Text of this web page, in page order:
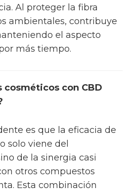
Al proteger la fibra
ambientales, contribuye
el aspecto
más tiempo.
cosméticos con CBD
es que la eficacia de
solo viene del
de la sinergia casi
otros compuestos
Esta combinación